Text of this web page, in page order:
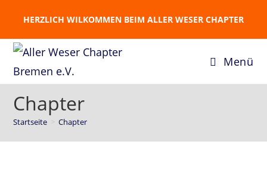
HERZLICH WILKOMMEN BEIM ALLER WESER CHAPTER
Menü
Chapter
Startseite Chapter